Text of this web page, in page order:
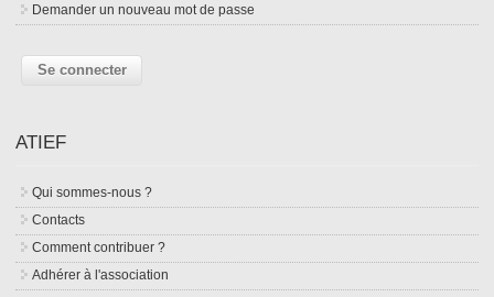
Demander un nouveau mot de passe
ATIEF
Qui sommes-nous ?
Contacts
Comment contribuer ?
Adhérer à l'association